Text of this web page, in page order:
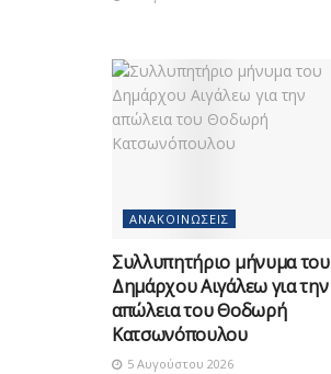
ΑΝΑΚΟΙΝΏΣΕΙΣ
Συλλυπητήριο μήνυμα του
Δημάρχου Αιγάλεω για την
απώλεια του Θοδωρή
Κατσωνόπουλου
5 Αυγούστου 2026